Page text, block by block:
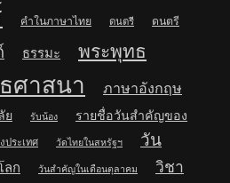
คำในภาษาไทย ดนตรี ดนตรี
ธรรมะ
พระพุทธ
ศาสนา ภาษาอังกฤษ
ย รับน้อง
รายชื่อวันสำคัญของ
ประเทศ วัดไทยในสหรัฐฯ
วัน
ลก วันสำคัญในเดือนตุลาคม
วิชา